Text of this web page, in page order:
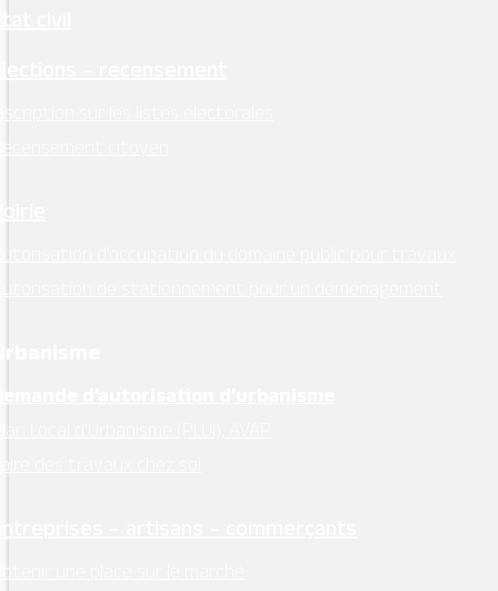
civil
– recensement
sur les listes électorales
citoyen
d’occupation du domaine public pour travaux
de stationnement pour un déménagement
d’autorisation d’urbanisme
Local d’Urbanisme (PLUI), AVAP
des travaux chez soi
– artisans – commerçants
une place sur le marché